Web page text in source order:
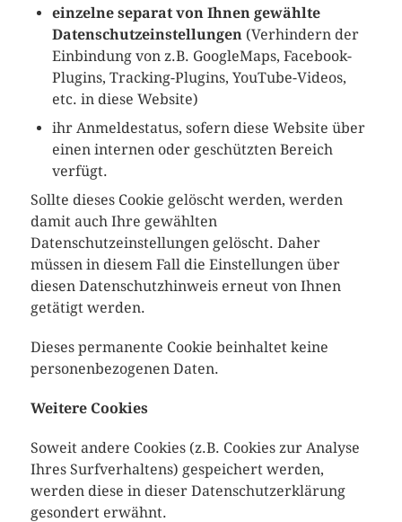
einzelne separat von Ihnen gewählte
Datenschutzeinstellungen(Verhindern der
Einbindung von z.B. GoogleMaps, Facebook-
Plugins, Tracking-Plugins, YouTube-Videos,
etc. in diese Website)
ihr Anmeldestatus, sofern diese Website über
einen internen oder geschützten Bereich
verfügt.
Sollte dieses Cookie gelöscht werden, werden
damit auch Ihre gewählten
Datenschutzeinstellungen gelöscht. Daher
müssen in diesem Fall die Einstellungen über
diesen Datenschutzhinweis erneut von Ihnen
getätigt werden.
Dieses permanente Cookie beinhaltet keine
personenbezogenen Daten.
Weitere Cookies
Soweit andere Cookies (z.B. Cookies zur Analyse
Ihres Surfverhaltens) gespeichert werden,
werden diese in dieser Datenschutzerklärung
gesondert erwähnt.